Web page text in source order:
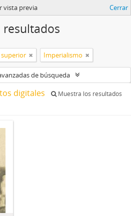
vista previa Cerrar
superior Imperialismo
de búsqueda
digitales
Muestra los resultados